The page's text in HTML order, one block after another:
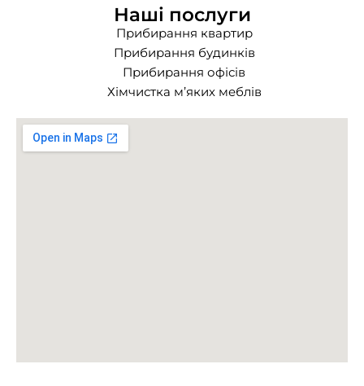
Наші послуги
Прибирання квартир
Прибирання будинків
Прибирання офісів
Хімчистка м’яких меблів